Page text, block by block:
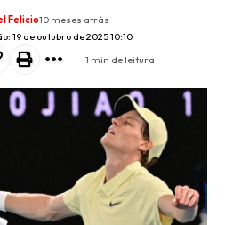
19 de outubro de 2025 10:10
Felicio10 meses atrás
1 min de leitura